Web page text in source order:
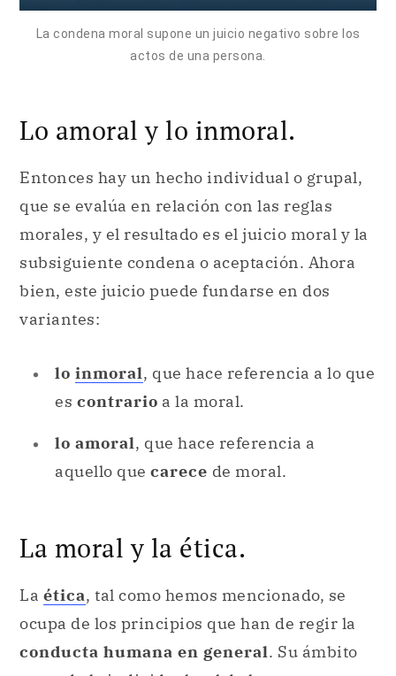
La condena moral supone un juicio negativo sobre los
actos de una persona.
Lo amoral y lo inmoral.
Entonces hay un hecho individual o grupal,
que se evalúa en relación con las reglas
morales, y el resultado es el juicio moral y la
subsiguiente condena o aceptación. Ahora
bien, este juicio puede fundarse en dos
variantes:
lo inmoral, que hace referencia a lo que
es contrario a la moral.
lo amoral, que hace referencia a
aquello que carece de moral.
La moral y la ética.
La ética, tal como hemos mencionado, se
ocupa de los principios que han de regir la
conducta humana en general. Su ámbito